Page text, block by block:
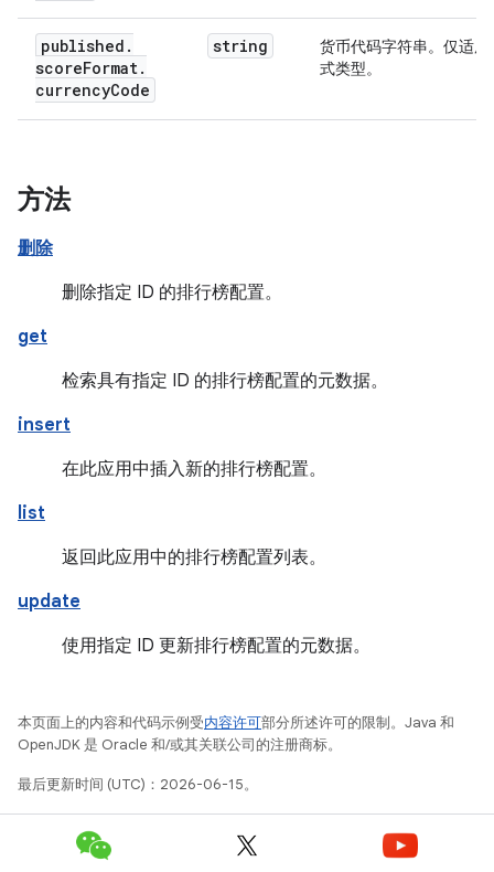
published .
scoreFormat.
currencyCode
string
货币代码字符串。仅适用
式类型。
方法
删除
删除指定 ID 的排行榜配置。
get
检索具有指定 ID 的排行榜配置的元数据。
insert
在此应用中插入新的排行榜配置。
list
返回此应用中的排行榜配置列表。
update
使用指定 ID 更新排行榜配置的元数据。
本页面上的内容和代码示例受内容许可部分所述许可的限制。Java 和
OpenJDK 是 Oracle 和/或其关联公司的注册商标。
最后更新时间 (UTC)：2026-06-15。